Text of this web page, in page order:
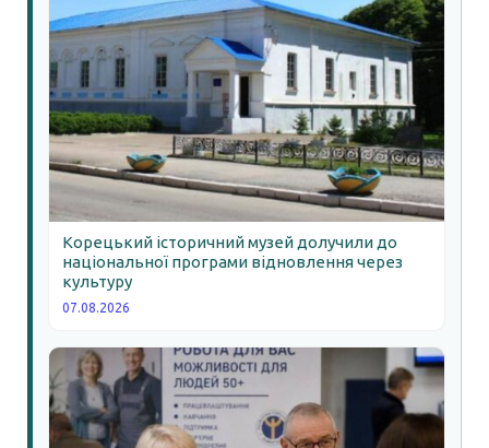
Корецький історичний музей долучили до
національної програми відновлення через
культуру
07.08.2026